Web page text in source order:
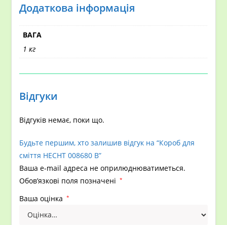
Додаткова інформація
ВАГА
1 кг
Відгуки
Відгуків немає, поки що.
Будьте першим, хто залишив відгук на “Короб для
сміття HECHT 008680 B”
Ваша e-mail адреса не оприлюднюватиметься.
Обов’язкові поля позначені
*
Ваша оцінка *